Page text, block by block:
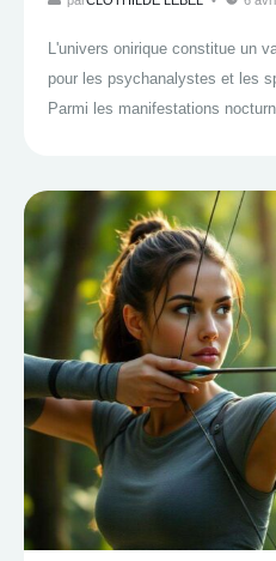
L'univers onirique constitue un
pour les psychanalystes et les
Parmi les manifestations